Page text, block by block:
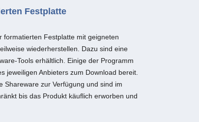
Festplatte
formatierten Festplatte mit geigneten
wiederherstellen. Dazu sind eine
Tools erhältlich. Einige der Programm
jeweiligen Anbieters zum Download bereit.
Shareware zur Verfügung und sind im
bis das Produkt käuflich erworben und